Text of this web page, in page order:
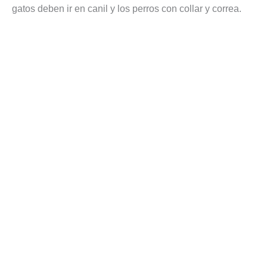
gatos deben ir en canil y los perros con collar y correa.